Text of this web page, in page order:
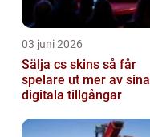
03 juni 2026
Sälja cs skins så får
spelare ut mer av sina
digitala tillgångar